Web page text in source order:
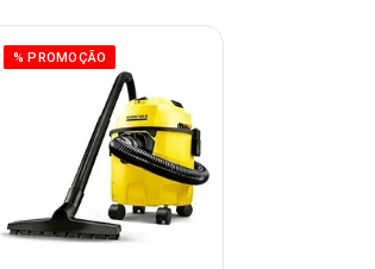
% PROMOÇÃO